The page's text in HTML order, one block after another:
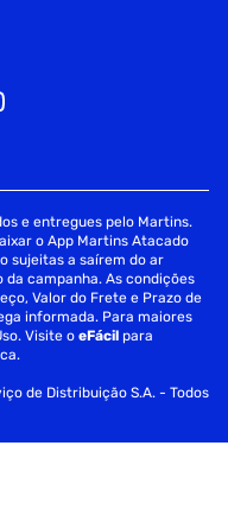
e entregues pelo Martins.
o App Martins Atacado
sujeitas a saírem do ar
campanha. As condições
Valor do Frete e Prazo de
informada. Para maiores
Visite oeFácil para
de Distribuição S.A. - Todos